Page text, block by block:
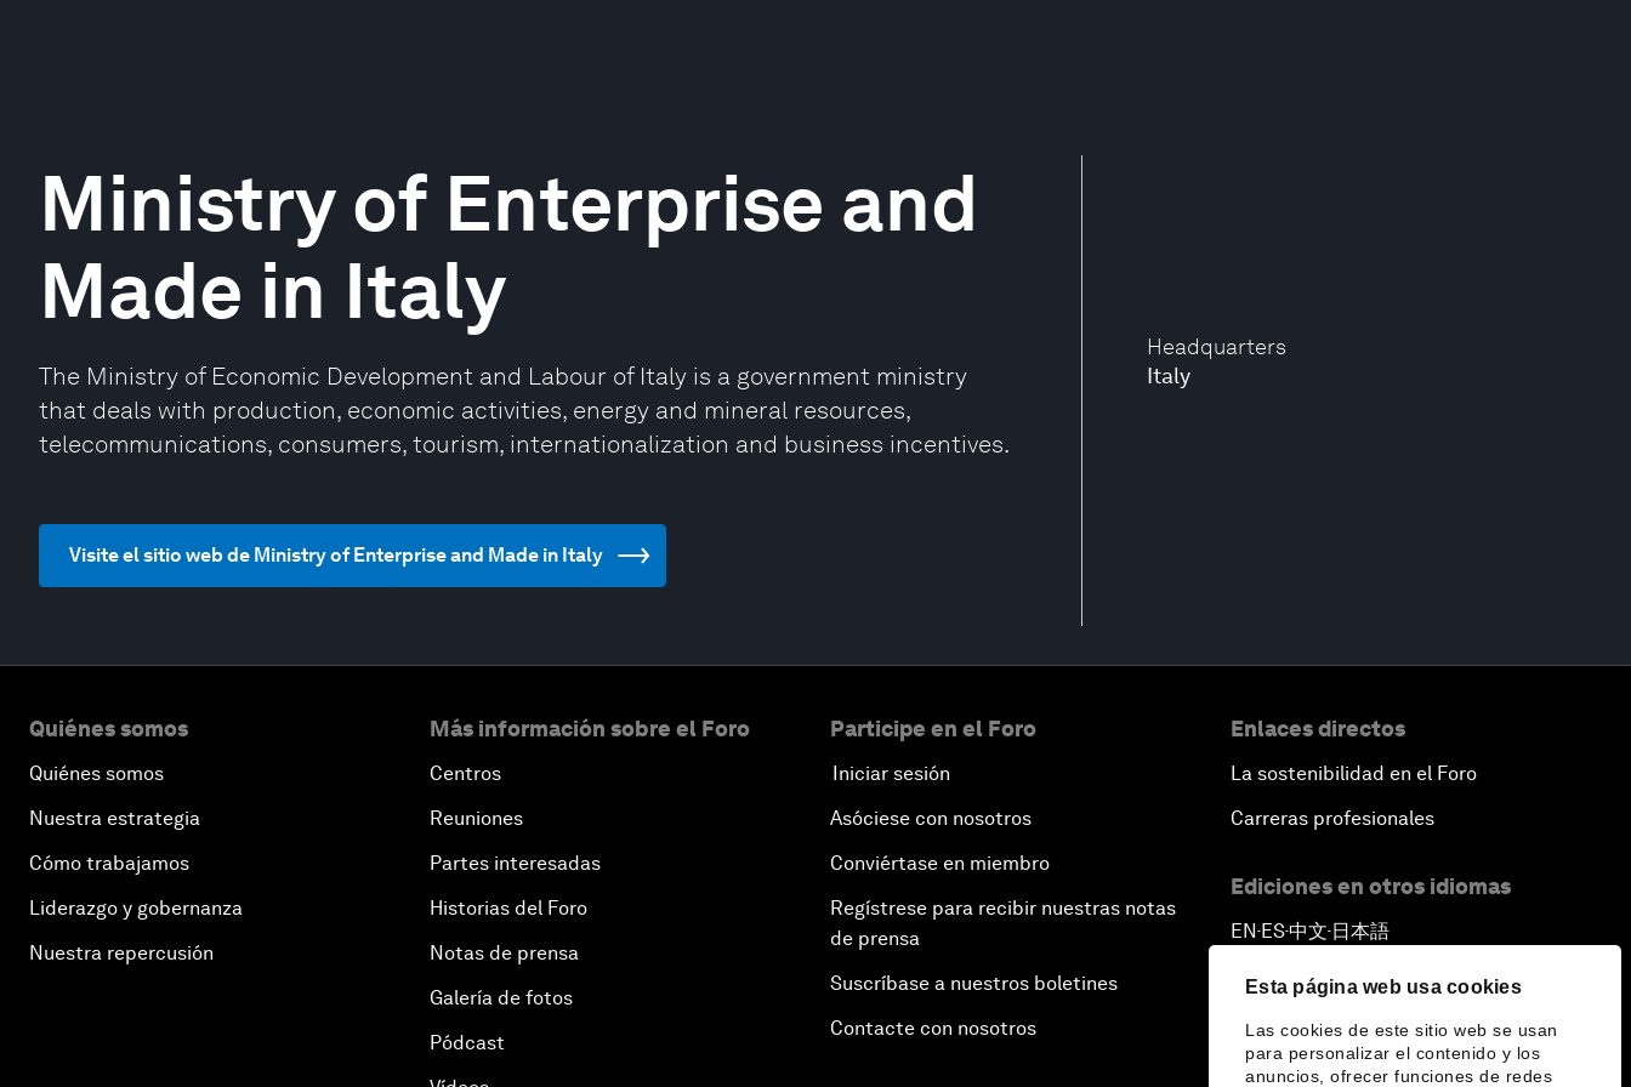
Esta página web usa cookies
Las cookies de este sitio web se usan
para personalizar el contenido y los
anuncios, ofrecer funciones de redes
Headquarters
Italy
Ministry of Enterprise and
Made in Italy
The Ministry of Economic Development and Labour of Italy is a government ministry
that deals with production, economic activities, energy and mineral resources,
telecommunications, consumers, tourism, internationalization and business incentives.
Visite el sitio web de Ministry of Enterprise and Made in Italy
Quiénes somos
Quiénes somos
Nuestra estrategia
Cómo trabajamos
Liderazgo y gobernanza
Nuestra repercusión
Más información sobre el Foro
Centros
Reuniones
Partes interesadas
Historias del Foro
Notas de prensa
Galería de fotos
Pódcast
Participe en el Foro
Iniciar sesión
Asóciese con nosotros
Conviértase en miembro
Regístrese para recibir nuestras notas
de prensa
Suscríbase a nuestros boletines
Contacte con nosotros
Enlaces directos
La sostenibilidad en el Foro
Carreras profesionales
Ediciones en otros idiomas
EN ▪ES▪中文▪ 日本語